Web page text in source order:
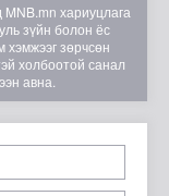
хариуцлага
зүйн болон ёс
хэмжээг зөрчсөн
холбоотой санал
авна.